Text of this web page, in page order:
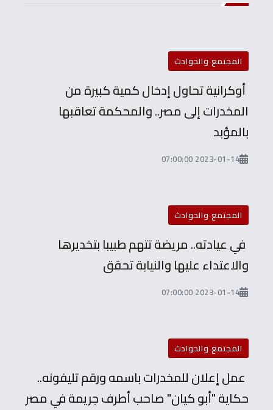
المجتمع والحوادث
أوكرانية تحاول إدخال كمية كبيرة من
المخدرات إلى مصر.. والمحكمة تعاقبها
بالمؤبد
2023-01-14 07:00:00
المجتمع والحوادث
في عيادته.. مريضة تتهم طبيبا بتخديرها
والاعتداء عليها والنيابة تحقق
2023-01-14 07:00:00
المجتمع والحوادث
عمل إعلان للمخدرات باسمه ورقم تليفونه..
حكاية "أبو كيان" صاحب أطرف جريمة في مصر